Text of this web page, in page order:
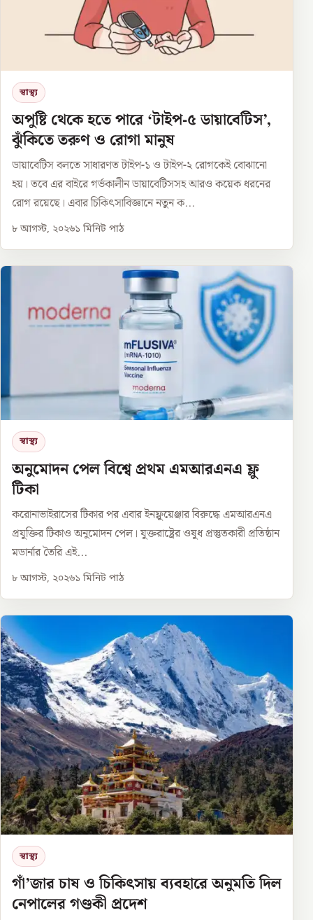
স্বাস্থ্য
অপুষ্টি থেকে হতে পারে ‘টাইপ-৫ ডায়াবেটিস’,
ঝুঁকিতে তরুণ ও রোগা মানুষ
ডায়াবেটিস বলতে সাধারণত টাইপ-১ ও টাইপ-২ রোগকেই বোঝানো
হয়। তবে এর বাইরে গর্ভকালীন ডায়াবেটিসসহ আরও কয়েক ধরনের
রোগ রয়েছে। এবার চিকিৎসাবিজ্ঞানে নতুন ক...
৮ আগস্ট, ২০২৬১ মিনিট পাঠ
স্বাস্থ্য
অনুমোদন পেল বিশ্বে প্রথম এমআরএনএ ফ্লু
টিকা
করোনাভাইরাসের টিকার পর এবার ইনফ্লুয়েঞ্জার বিরুদ্ধে এমআরএনএ
প্রযুক্তির টিকাও অনুমোদন পেল। যুক্তরাষ্ট্রের ওষুধ প্রস্তুতকারী প্রতিষ্ঠান
মডার্নার তৈরি এই...
৮ আগস্ট, ২০২৬১ মিনিট পাঠ
স্বাস্থ্য
গাঁ’জার চাষ ও চিকিৎসায় ব্যবহারে অনুমতি দিল
নেপালের গণ্ডকী প্রদেশ